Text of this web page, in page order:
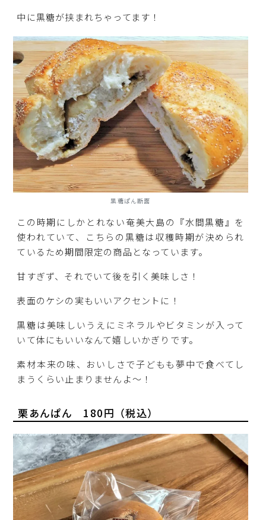
中に黒糖が挟まれちゃってます！
黒糖ぱん断面
この時期にしかとれない奄美大島の『水間黒糖』を
使われていて、こちらの黒糖は収穫時期が決められ
ているため期間限定の商品となっています。
甘すぎず、それでいて後を引く美味しさ！
表面のケシの実もいいアクセントに！
黒糖は美味しいうえにミネラルやビタミンが入って
いて体にもいいなんて嬉しいかぎりです。
素材本来の味、おいしさで子どもも夢中で食べてし
まうくらい止まりませんよ～！
栗あんぱん 180円（税込）